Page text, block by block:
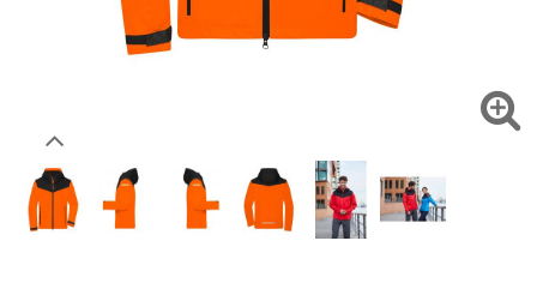
Voudriez-vous acheter des produits pour votre besoin
